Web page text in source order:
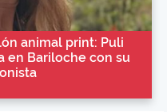
animal print: Puli
en Bariloche con su